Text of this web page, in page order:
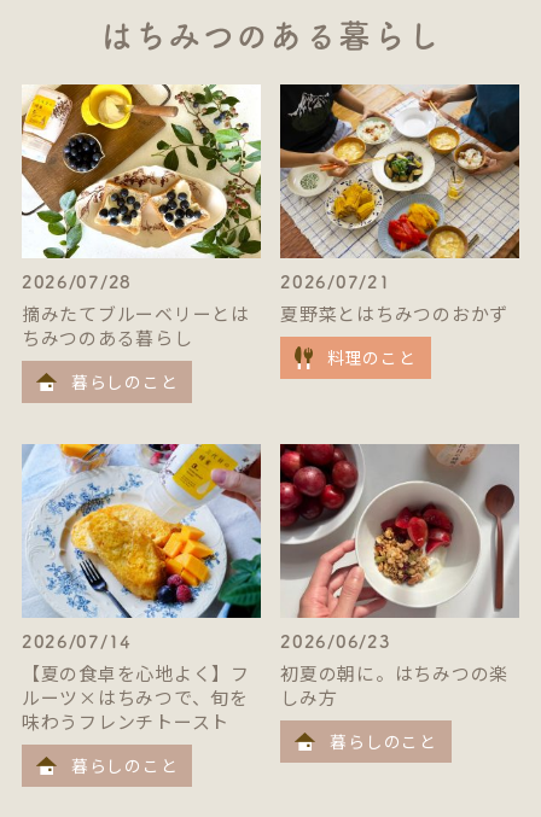
はちみつのある暮らし
2026/07/28
摘みたてブルーベリーとは
ちみつのある暮らし
暮らしのこと
2026/07/21
夏野菜とはちみつのおかず
料理のこと
2026/07/14
【夏の食卓を心地よく】フ
ルーツ×はちみつで、旬を
味わうフレンチトースト
暮らしのこと
2026/06/23
初夏の朝に。はちみつの楽
しみ方
暮らしのこと